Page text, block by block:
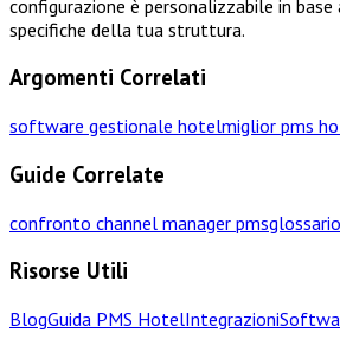
configurazione è personalizzabile in base
specifiche della tua struttura.
Argomenti Correlati
software gestionale hotelmiglior pms
Guide Correlate
confronto channel manager pms
Risorse Utili
BlogGuida PMS HotelIntegrazioni